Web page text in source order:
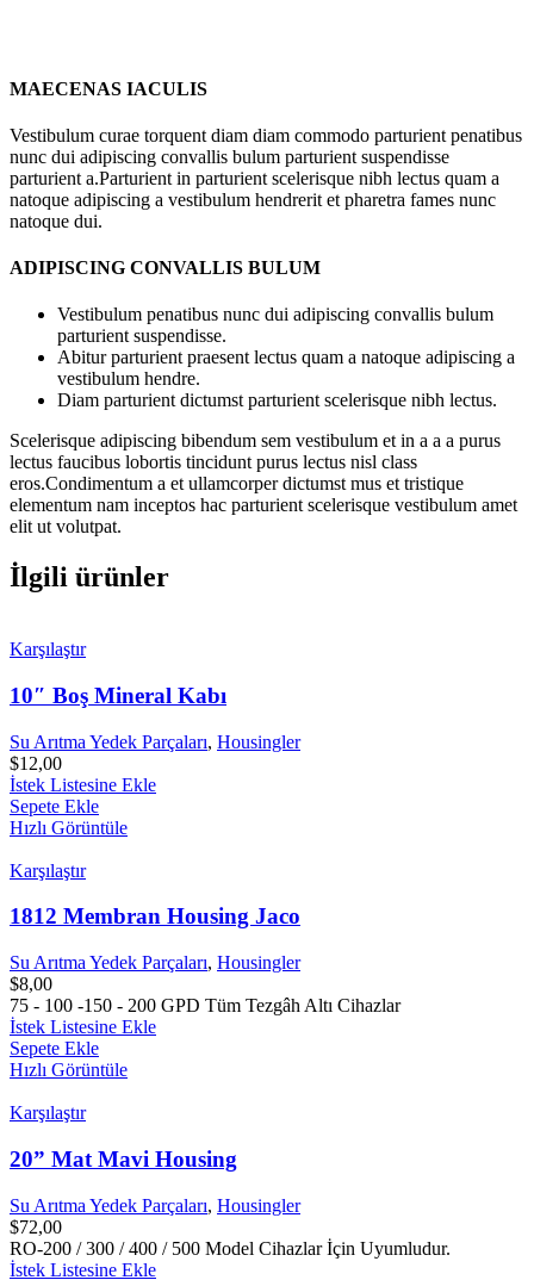
MAECENAS IACULIS
Vestibulum curae torquent diam diam commodo parturient penatibus
nunc dui adipiscing convallis bulum parturient suspendisse
parturient a.Parturient in parturient scelerisque nibh lectus quam a
natoque adipiscing a vestibulum hendrerit et pharetra fames nunc
natoque dui.
ADIPISCING CONVALLIS BULUM
Vestibulum penatibus nunc dui adipiscing convallis bulum
parturient suspendisse.
Abitur parturient praesent lectus quam a natoque adipiscing a
vestibulum hendre.
Diam parturient dictumst parturient scelerisque nibh lectus.
Scelerisque adipiscing bibendum sem vestibulum et in a a a purus
lectus faucibus lobortis tincidunt purus lectus nisl class
eros.Condimentum a et ullamcorper dictumst mus et tristique
elementum nam inceptos hac parturient scelerisque vestibulum amet
elit ut volutpat.
İlgili ürünler
Karşılaştır
10″ Boş Mineral Kabı
Su Arıtma Yedek Parçaları, Housingler
$12,00
İstek Listesine Ekle
Sepete Ekle
Hızlı Görüntüle
Karşılaştır
1812 Membran Housing Jaco
Su Arıtma Yedek Parçaları, Housingler
$8,00
75 - 100 -150 - 200 GPD Tüm Tezgâh Altı Cihazlar
İstek Listesine Ekle
Sepete Ekle
Hızlı Görüntüle
Karşılaştır
20” Mat Mavi Housing
Su Arıtma Yedek Parçaları, Housingler
$72,00
RO-200 / 300 / 400 / 500 Model Cihazlar İçin Uyumludur.
İstek Listesine Ekle